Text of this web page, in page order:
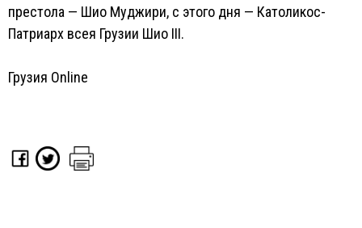
престола — Шио Муджири, c этого дня — Католикос-
Патриарх всея Грузии Шио III.
Грузия Online